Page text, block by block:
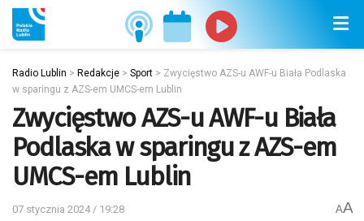
Radio Lublin > Redakcje > Sport > Zwycięstwo AZS-u AWF-u Biała Podlaska
w sparingu z AZS-em UMCS-em Lublin
Zwycięstwo AZS-u AWF-u Biała
Podlaska w sparingu z AZS-em
UMCS-em Lublin
07 stycznia 2024 / 19:28 AA